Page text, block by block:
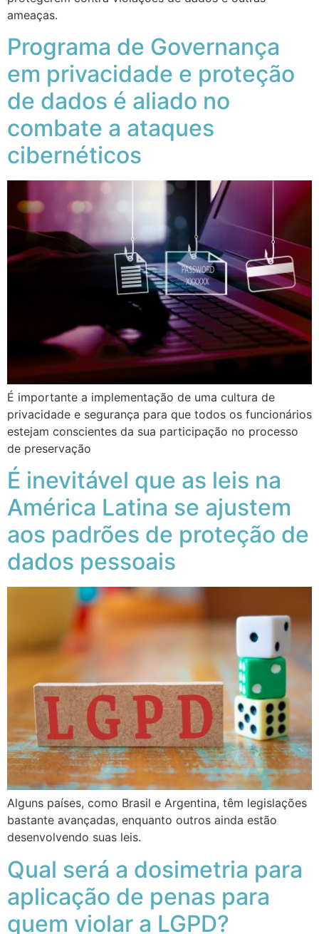
ameaças.
Programa de Governança
em privacidade e proteção
de dados é aliado no
combate a ataques
cibernéticos
É importante a implementação de uma cultura de
privacidade e segurança para que todos os funcionários
estejam conscientes da sua participação no processo
de preservação
É inevitável que as leis na
América Latina se ajustem
aos padrões de proteção de
dados pessoais
Alguns países, como Brasil e Argentina, têm legislações
bastante avançadas, enquanto outros ainda estão
desenvolvendo suas leis.
Qual será a dosimetria para
aplicação de penas para
quem violar a LGPD?